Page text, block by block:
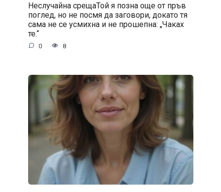
Неслучайна срещаТой я позна още от пръв
поглед, но не посмя да заговори, докато тя
сама не се усмихна и не прошепна: „Чаках
те.“
0 8